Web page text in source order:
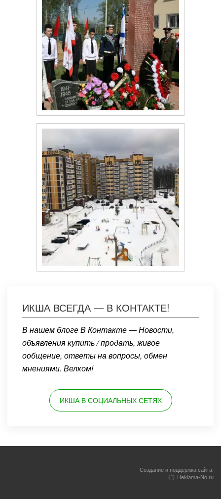
ИКША ВСЕГДА — В КОНТАКТЕ!
В нашем блоге В Контакте — Новости,
объявления купить / продать, живое
ообщение, ответы на вопросы, обмен
мнениями. Велком!
ИКША В СОЦИАЛЬНЫХ СЕТЯХ
Создание и поддержка сайта:
Reklama-No.ru